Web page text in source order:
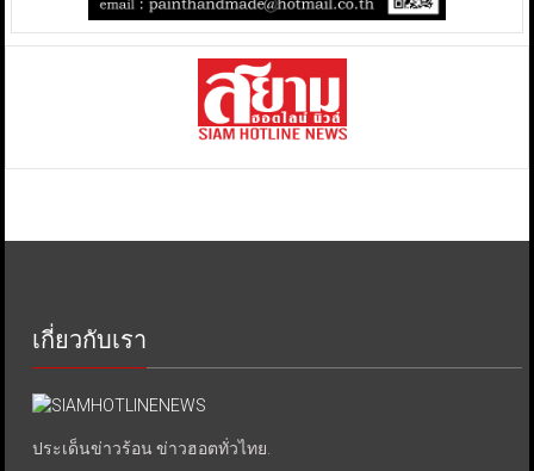
เกี่ยวกับเรา
ประเด็นข่าวร้อน ข่าวฮอตทั่วไทย.